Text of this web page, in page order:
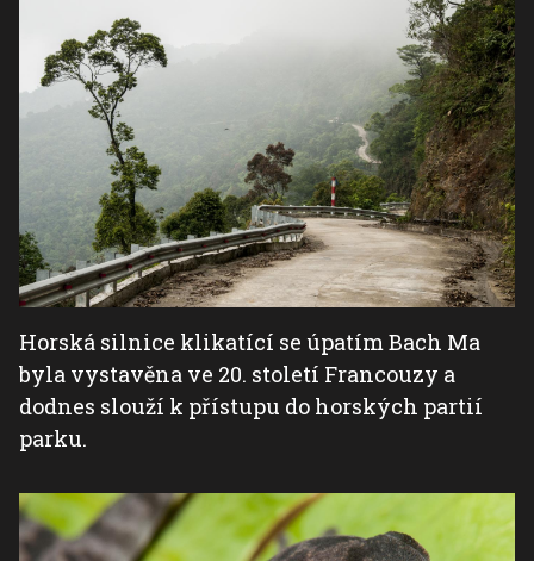
Horská silnice klikatící se úpatím Bach Ma
byla vystavěna ve 20. století Francouzy a
dodnes slouží k přístupu do horských partií
parku.